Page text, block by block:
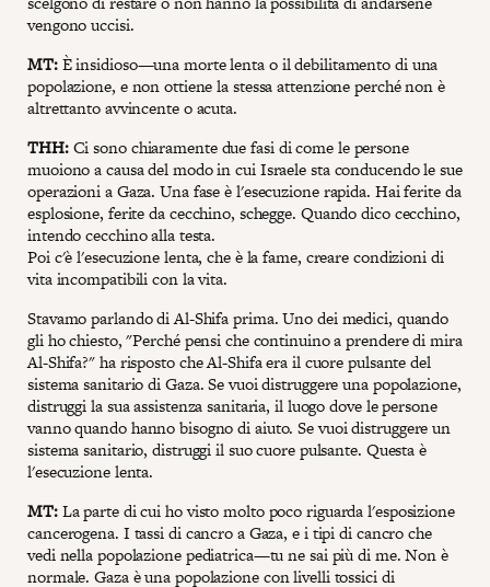
vengono uccisi.
MT:È insidioso—una morte lenta o il debilitamento di una
popolazione, e non ottiene la stessa attenzione perché non è
altrettanto avvincente o acuta.
THH:Ci sono chiaramente due fasi di come le persone
muoiono a causa del modo in cui Israele sta conducendo le sue
operazioni a Gaza. Una fase è l'esecuzione rapida. Hai ferite da
esplosione, ferite da cecchino, schegge. Quando dico cecchino,
intendo cecchino alla testa.
Poi c'è l'esecuzione lenta, che è la fame, creare condizioni di
vita incompatibili con la vita.
Stavamo parlando di Al-Shifa prima. Uno dei medici, quando
gli ho chiesto, "Perché pensi che continuino a prendere di mira
Al-Shifa?" ha risposto che Al-Shifa era il cuore pulsante del
sistema sanitario di Gaza. Se vuoi distruggere una popolazione,
distruggi la sua assistenza sanitaria, il luogo dove le persone
vanno quando hanno bisogno di aiuto. Se vuoi distruggere un
sistema sanitario, distruggi il suo cuore pulsante. Questa è
l'esecuzione lenta.
MT:La parte di cui ho visto molto poco riguarda l'esposizione
cancerogena. I tassi di cancro a Gaza, e i tipi di cancro che
vedi nella popolazione pediatrica—tu ne sai più di me. Non è
normale. Gaza è una popolazione con livelli tossici di